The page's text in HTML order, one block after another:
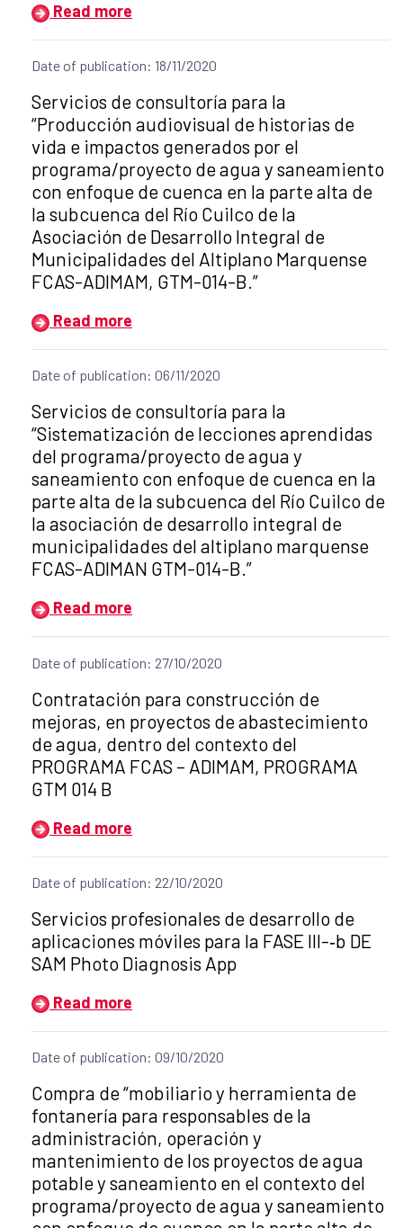
Read more
Date of publication: 18/11/2020
Title of the announcement:
Servicios de consultoría para la
“Producción audiovisual de historias de
vida e impactos generados por el
programa/proyecto de agua y saneamiento
con enfoque de cuenca en la parte alta de
la subcuenca del Río Cuilco de la
Asociación de Desarrollo Integral de
Municipalidades del Altiplano Marquense
FCAS-ADIMAM, GTM-014-B.”
Read more
Date of publication: 06/11/2020
Title of the announcement:
Servicios de consultoría para la
“Sistematización de lecciones aprendidas
del programa/proyecto de agua y
saneamiento con enfoque de cuenca en la
parte alta de la subcuenca del Río Cuilco de
la asociación de desarrollo integral de
municipalidades del altiplano marquense
FCAS-ADIMAN GTM-014-B.”
Read more
Date of publication: 27/10/2020
Title of the announcement:
Contratación para construcción de
mejoras, en proyectos de abastecimiento
de agua, dentro del contexto del
PROGRAMA FCAS – ADIMAM, PROGRAMA
GTM 014 B
Read more
Date of publication: 22/10/2020
Title of the announcement:
Servicios profesionales de desarrollo de
aplicaciones móviles para la FASE III-­‐b DE
SAM Photo Diagnosis App
Read more
Date of publication: 09/10/2020
Title of the announcement:
Compra de “mobiliario y herramienta de
fontanería para responsables de la
administración, operación y
mantenimiento de los proyectos de agua
potable y saneamiento en el contexto del
programa/proyecto de agua y saneamiento